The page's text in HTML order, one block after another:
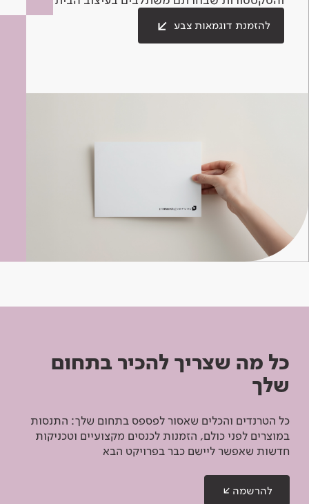
להזמנת דוגמאות צבע
כל מה שצריך להכיר בתחום
שלך
כל הטרנדים והכלים שאסור לפספס בתחום שלך: התנסות
במוצרים לפני כולם, הזמנות לכנסים מקצועיים וטכניקות
חדשות שאפשר ליישם כבר בפרויקט הבא
להרשמה